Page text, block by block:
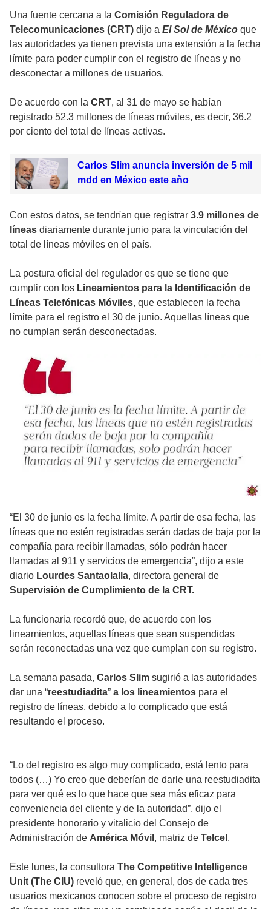
Una fuente cercana a la Comisión Reguladora de
Telecomunicaciones (CRT) dijo a El Sol de México que
las autoridades ya tienen prevista una extensión a la fecha
límite para poder cumplir con el registro de líneas y no
desconectar a millones de usuarios.
De acuerdo con la CRT, al 31 de mayo se habían
registrado 52.3 millones de líneas móviles, es decir, 36.2
por ciento del total de líneas activas.
Carlos Slim anuncia inversión de 5 mil
mdd en México este año
Con estos datos, se tendrían que registrar 3.9 millones de
líneas diariamente durante junio para la vinculación del
total de líneas móviles en el país.
La postura oficial del regulador es que se tiene que
cumplir con los Lineamientos para la Identificación de
Líneas Telefónicas Móviles, que establecen la fecha
límite para el registro el 30 de junio. Aquellas líneas que
no cumplan serán desconectadas.
“El 30 de junio es la fecha límite. A partir de esa fecha, las
líneas que no estén registradas serán dadas de baja por la
compañía para recibir llamadas, sólo podrán hacer
llamadas al 911 y servicios de emergencia”, dijo a este
diario Lourdes Santaolalla, directora general de
Supervisión de Cumplimiento de la CRT.
La funcionaria recordó que, de acuerdo con los
lineamientos, aquellas líneas que sean suspendidas
serán reconectadas una vez que cumplan con su registro.
La semana pasada, Carlos Slim sugirió a las autoridades
dar una “reestudiadita” a los lineamientos para el
registro de líneas, debido a lo complicado que está
resultando el proceso.
“Lo del registro es algo muy complicado, está lento para
todos (…) Yo creo que deberían de darle una reestudiadita
para ver qué es lo que hace que sea más eficaz para
conveniencia del cliente y de la autoridad”, dijo el
presidente honorario y vitalicio del Consejo de
Administración de América Móvil , matriz de Telcel .
Este lunes, la consultora The Competitive Intelligence
Unit (The CIU) reveló que, en general, dos de cada tres
usuarios mexicanos conocen sobre el proceso de registro